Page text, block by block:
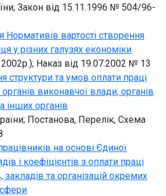
Закон від 15.11.1996 № 504/96-
вартості створення
у різних галузях економіки
Наказ від 19.07.2002 № 13
структури та умов оплати праці
виконавчої влади, органів
інших органів
Постанова, Перелік, Схема
на основі Єдиної
і коефіцієнтів з оплати праці
закладів та організацій окремих